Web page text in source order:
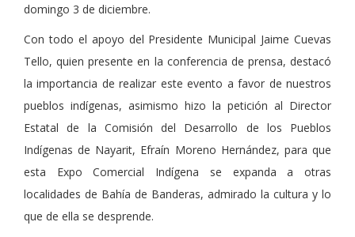
domingo 3 de diciembre.
Con todo el apoyo del Presidente Municipal Jaime Cuevas
Tello, quien presente en la conferencia de prensa, destacó
la importancia de realizar este evento a favor de nuestros
pueblos indígenas, asimismo hizo la petición al Director
Estatal de la Comisión del Desarrollo de los Pueblos
Indígenas de Nayarit, Efraín Moreno Hernández, para que
esta Expo Comercial Indígena se expanda a otras
localidades de Bahía de Banderas, admirado la cultura y lo
que de ella se desprende.